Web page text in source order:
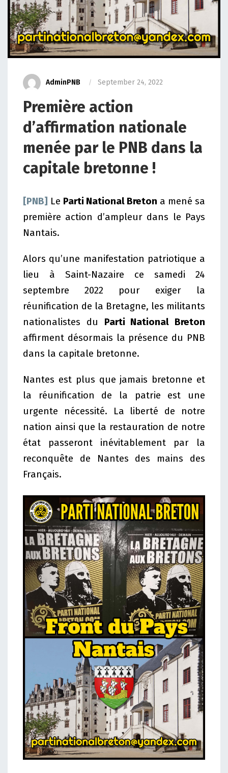
AdminPNB September 24, 2022
Première action
d’affirmation nationale
menée par le PNB dans la
capitale bretonne !
[PNB] Le Parti National Breton a mené sa
première action d’ampleur dans le Pays
Nantais.
Alors qu’une manifestation patriotique a
lieu à Saint-Nazaire ce samedi 24
septembre 2022 pour exiger la
réunification de la Bretagne, les militants
nationalistes du Parti National Breton
affirment désormais la présence du PNB
dans la capitale bretonne.
Nantes est plus que jamais bretonne et
la réunification de la patrie est une
urgente nécessité. La liberté de notre
nation ainsi que la restauration de notre
état passeront inévitablement par la
reconquête de Nantes des mains des
Français.